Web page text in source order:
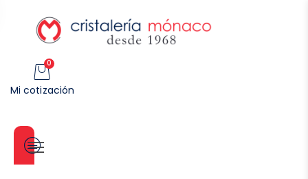
0
Mi cotización
Categorías